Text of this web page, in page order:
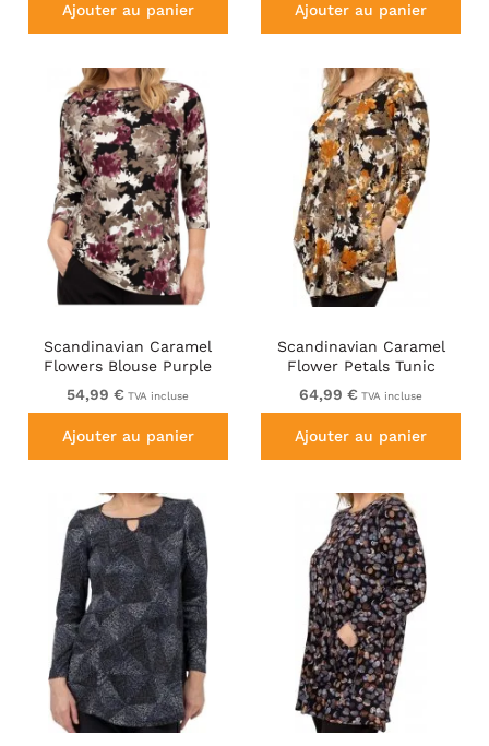
Ajouter au panier Ajouter au panier
Scandinavian Caramel
Flowers Blouse Purple
and Brown
54,99 € TVA incluse
Ajouter au panier
Scandinavian Caramel
Flower Petals Tunic
Orange and Brown
64,99 € TVA incluse
Ajouter au panier